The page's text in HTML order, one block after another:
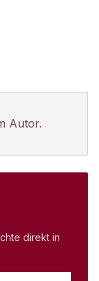
Autor.
direkt in